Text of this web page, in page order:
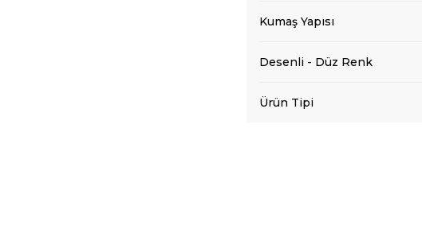
Kumaş Yapısı
Desenli - Düz Renk
Ürün Tipi